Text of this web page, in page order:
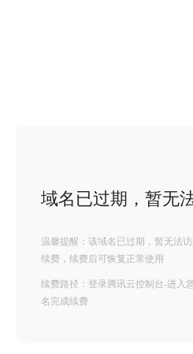
域名已过期，暂无
温馨提醒：该域名已过期，暂无法
续费，续费后可恢复正常使用
续费路径：登录腾讯云控制台-进入
名完成续费